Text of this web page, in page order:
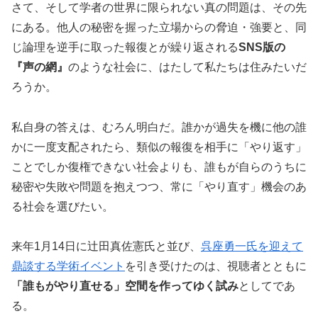
さて、そして学者の世界に限られない真の問題は、その先
にある。他人の秘密を握った立場からの脅迫・強要と、同
じ論理を逆手に取った報復とが繰り返されるSNS版の
『声の網』 のような社会に、はたして私たちは住みたいだ
ろうか。
私自身の答えは、むろん明白だ。誰かが過失を機に他の誰
かに一度支配されたら、類似の報復を相手に「やり返す」
ことでしか復権できない社会よりも、誰もが自らのうちに
秘密や失敗や問題を抱えつつ、常に「やり直す」機会のあ
る社会を選びたい。
来年1月 14日に辻田真佐憲氏と並び、 呉座勇一氏を迎えて
鼎談する学術イベント を引き受けたのは、視聴者とともに
「誰もがやり直せる」 空間を作ってゆく試みとしてであ
る。